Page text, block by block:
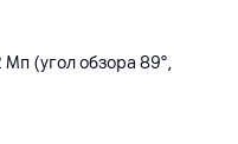
(угол обзора 89°,